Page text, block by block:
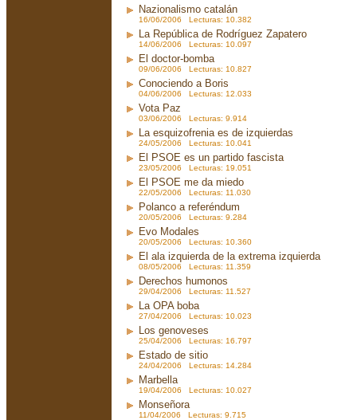
Nazionalismo catalán
16/06/2006 Lecturas: 10.382
La República de Rodríguez Zapatero
14/06/2006 Lecturas: 10.097
El doctor-bomba
09/06/2006 Lecturas: 10.827
Conociendo a Boris
04/06/2006 Lecturas: 12.033
Vota Paz
03/06/2006 Lecturas: 9.914
La esquizofrenia es de izquierdas
24/05/2006 Lecturas: 10.041
El PSOE es un partido fascista
23/05/2006 Lecturas: 19.051
El PSOE me da miedo
22/05/2006 Lecturas: 11.030
Polanco a referéndum
20/05/2006 Lecturas: 9.284
Evo Modales
20/05/2006 Lecturas: 10.360
El ala izquierda de la extrema izquierda
08/05/2006 Lecturas: 11.359
Derechos humonos
29/04/2006 Lecturas: 11.527
La OPA boba
27/04/2006 Lecturas: 10.023
Los genoveses
25/04/2006 Lecturas: 16.797
Estado de sitio
24/04/2006 Lecturas: 14.284
Marbella
19/04/2006 Lecturas: 10.027
Monseñora
11/04/2006 Lecturas: 9.715